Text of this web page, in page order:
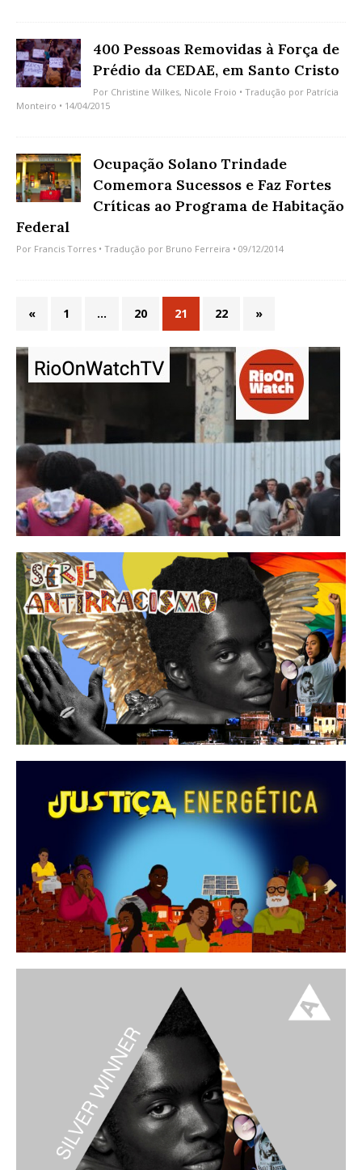
400 Pessoas Removidas à Força de
Prédio da CEDAE, em Santo Cristo
Por Christine Wilkes, Nicole Froio • Tradução por Patrícia
Monteiro • 14/04/2015
Ocupação Solano Trindade
Comemora Sucessos e Faz Fortes
Críticas ao Programa de Habitação
Federal
Por Francis Torres • Tradução por Bruno Ferreira • 09/12/2014
« 1 … 20 21 22 »